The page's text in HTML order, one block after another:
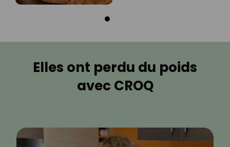
Elles ont perdu du poids
avec CROQ